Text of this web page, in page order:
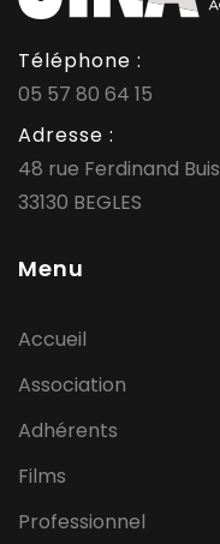
Téléphone :
05 57 80 64 15
Adresse :
48 rue Ferdinand
33130 BEGLES
Menu
Accueil
Association
Adhérents
Films
Professionnel